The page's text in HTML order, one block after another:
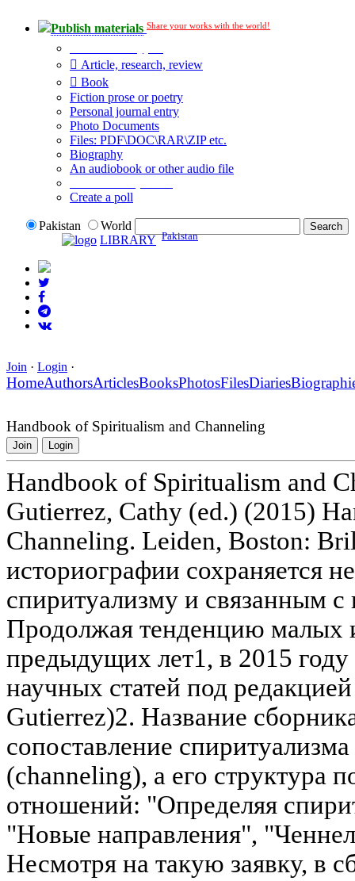
Publish materials Share your works with the world!
Article, research, review
Book
Fiction prose or poetry
Personal journal entry
Photo Documents
Files: PDF\DOC\RAR\ZIP etc.
Biography
An audiobook or other audio file
Create a poll
Pakistan
World
LIBRARY Pakistan
Join · Login ·
HomeAuthorsArticlesBooksPhotosFilesDiaries
Handbook of Spiritualism and Channeling
Join Login
Handbook of Spiritualism and
Gutierrez, Cathy (ed.) (2015)
Channeling. Leiden, Boston:
историографии сохраняется
спиритуализму и связанным
Продолжая тенденцию малых
предыдущих лет1, в 2015
научных статей под
Gutierrez)2. Название
сопоставление
(channeling), а его структура
отношений: "Определяя
"Новые направления",
Несмотря на такую заявку, в